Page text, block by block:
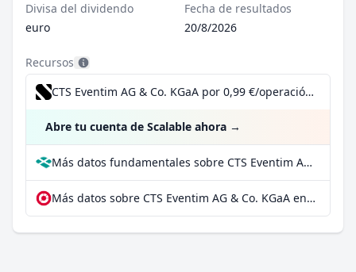
Divisa del dividendo
euro
Fecha de resultados
20/8/2026
Recursos
CTS Eventim AG & Co. KGaA por 0,99 €/operación, incluido el Dividend Reinvestment Plan
Abre tu cuenta de Scalable ahora →
Más datos fundamentales sobre CTS Eventim AG & Co. KGaA en Parqet
Más datos sobre CTS Eventim AG & Co. KGaA en extraETF